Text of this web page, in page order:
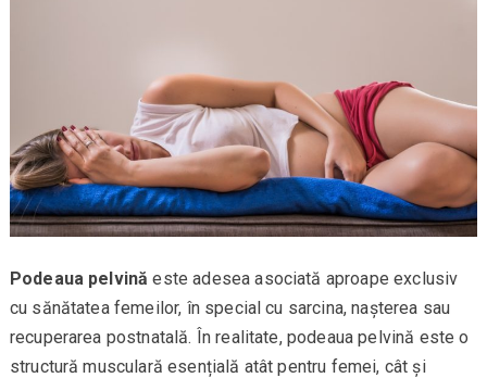
Podeaua pelvină este adesea asociată aproape exclusiv
cu sănătatea femeilor, în special cu sarcina, nașterea sau
recuperarea postnatală. În realitate, podeaua pelvină este o
structură musculară esențială atât pentru femei, cât și